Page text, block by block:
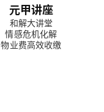
元甲讲座
和解大讲堂
情感危机化解
物业费高效收缴